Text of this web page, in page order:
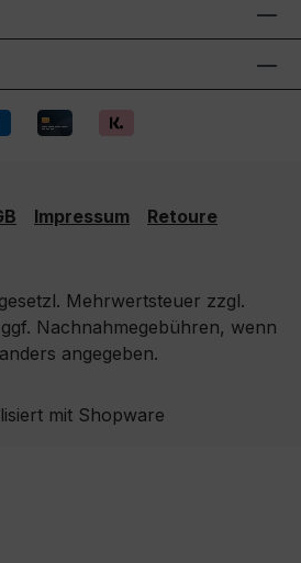
Impressum Retoure
Mehrwertsteuer zzgl.
Nachnahmegebühren, wenn
angegeben.
mit Shopware